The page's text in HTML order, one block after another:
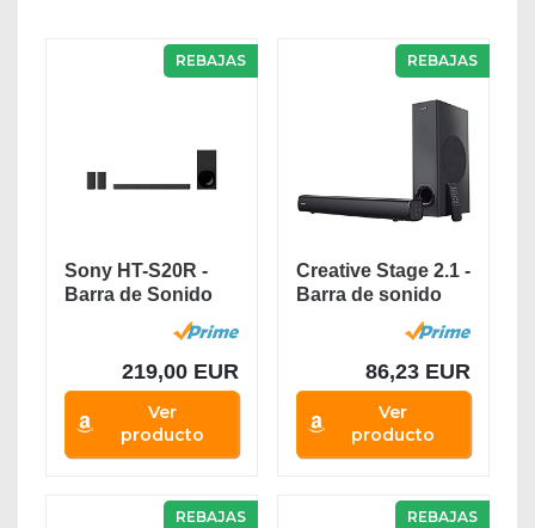
REBAJAS
Sony HT-S20R -
Barra de Sonido
(5.1 Canales,...
219,00 EUR
Ver
producto
REBAJAS
Creative Stage 2.1 -
Barra de sonido
con subwoofer...
86,23 EUR
Ver
producto
REBAJAS REBAJAS